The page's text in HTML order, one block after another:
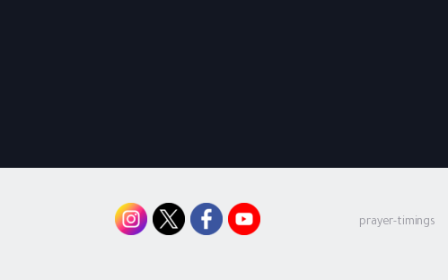
prayer-timings